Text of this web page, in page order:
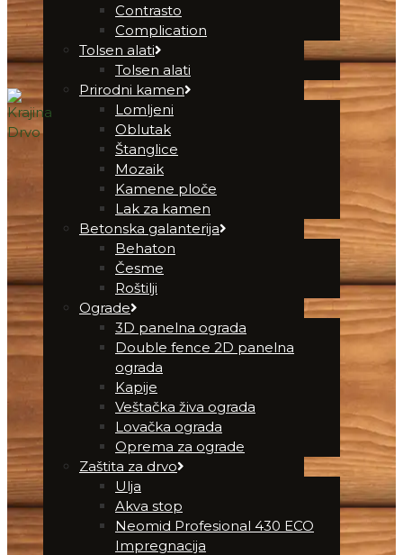
Contrasto
Complication
Tolsen alati
Tolsen alati
Prirodni kamen
Lomljeni
Oblutak
Štanglice
Mozaik
Kamene ploče
Lak za kamen
Betonska galanterija
Behaton
Česme
Roštilji
Ograde
3D panelna ograda
Double fence 2D panelna
ograda
Kapije
Veštačka živa ograda
Lovačka ograda
Oprema za ograde
Zaštita za drvo
Ulja
Akva stop
Neomid Profesional 430 ECO
Impregnacija